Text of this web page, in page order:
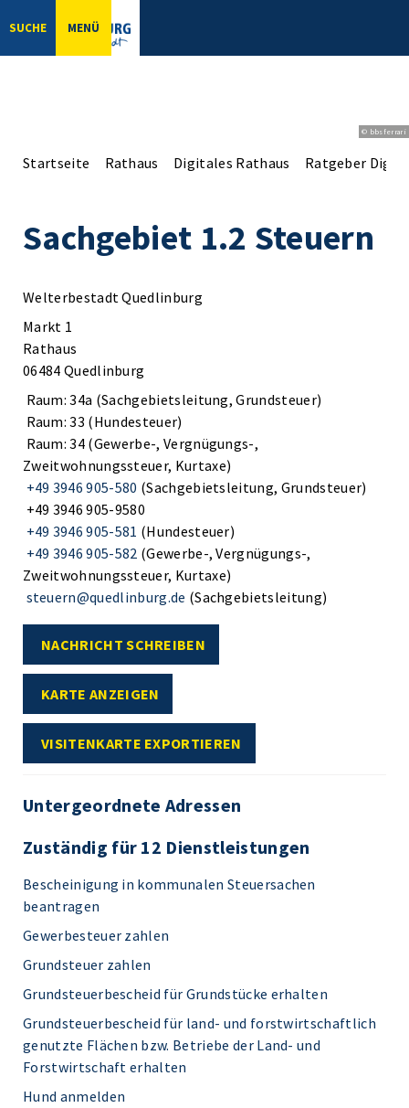
SUCHE MENÜ
© bbsferrari
Startseite Rathaus Digitales Rathaus Ratgeber
Sachgebiet 1.2 Steuern
Welterbestadt Quedlinburg
Markt 1
Rathaus
06484 Quedlinburg
Raum: 34a (Sachgebietsleitung, Grundsteuer)
Raum: 33 (Hundesteuer)
Raum: 34 (Gewerbe-, Vergnügungs-,
Zweitwohnungssteuer, Kurtaxe)
+49 3946 905-580 (Sachgebietsleitung, Grundsteuer)
+49 3946 905-9580
+49 3946 905-581 (Hundesteuer)
+49 3946 905-582 (Gewerbe-, Vergnügungs-,
Zweitwohnungssteuer, Kurtaxe)
steuern@quedlinburg.de (Sachgebietsleitung)
NACHRICHT SCHREIBEN
KARTE ANZEIGEN
VISITENKARTE EXPORTIEREN
Untergeordnete Adressen
Zuständig für 12 Dienstleistungen
Bescheinigung in kommunalen Steuersachen
beantragen
Gewerbesteuer zahlen
Grundsteuer zahlen
Grundsteuerbescheid für Grundstücke erhalten
Grundsteuerbescheid für land- und forstwirtschaftlich
genutzte Flächen bzw. Betriebe der Land- und
Forstwirtschaft erhalten
Hund anmelden